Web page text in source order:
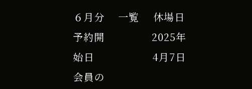
６月分
予約開
始日
会員の
一覧
休場日
2025年
4月7日